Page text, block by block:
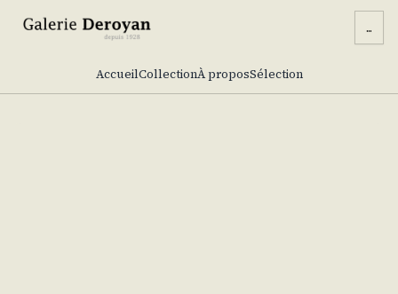
...
AccueilCollectionÀ proposSélection